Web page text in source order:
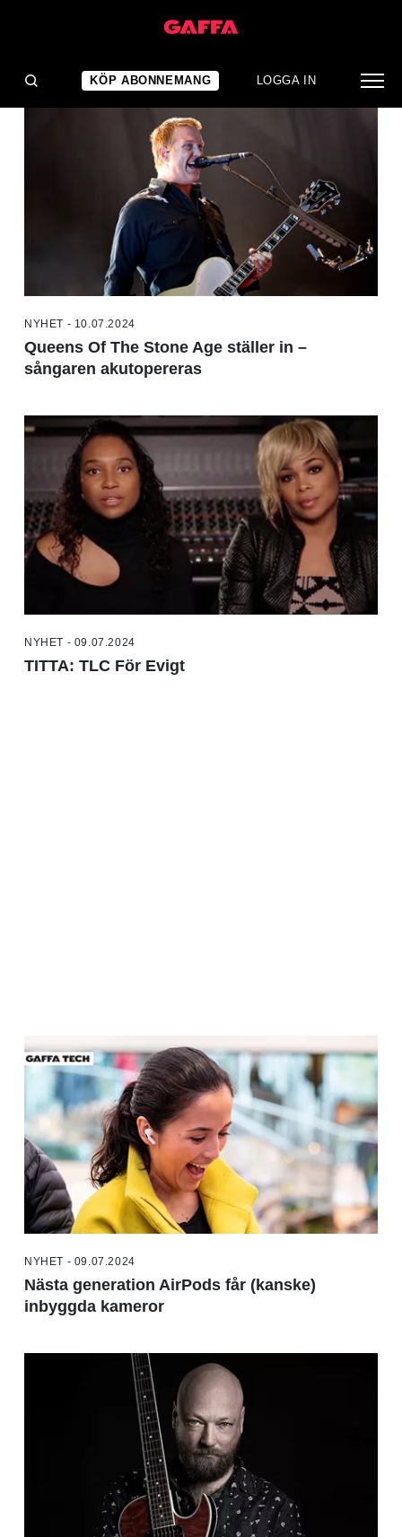
KÖP ABONNEMANG LOGGA IN
NYHET - 10.07.2024
Queens Of The Stone Age ställer in –
sångaren akutopereras
NYHET - 09.07.2024
TITTA: TLC För Evigt
NYHET - 09.07.2024
Nästa generation AirPods får (kanske)
inbyggda kameror